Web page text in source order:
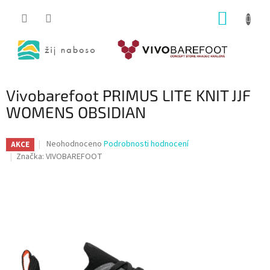
Vivobarefoot PRIMUS LITE KNIT JJF
WOMENS OBSIDIAN
AKCE
Průměrné
hodnocení
Neohodnoceno Podrobnosti hodnocení
Značka: VIVOBAREFOOT